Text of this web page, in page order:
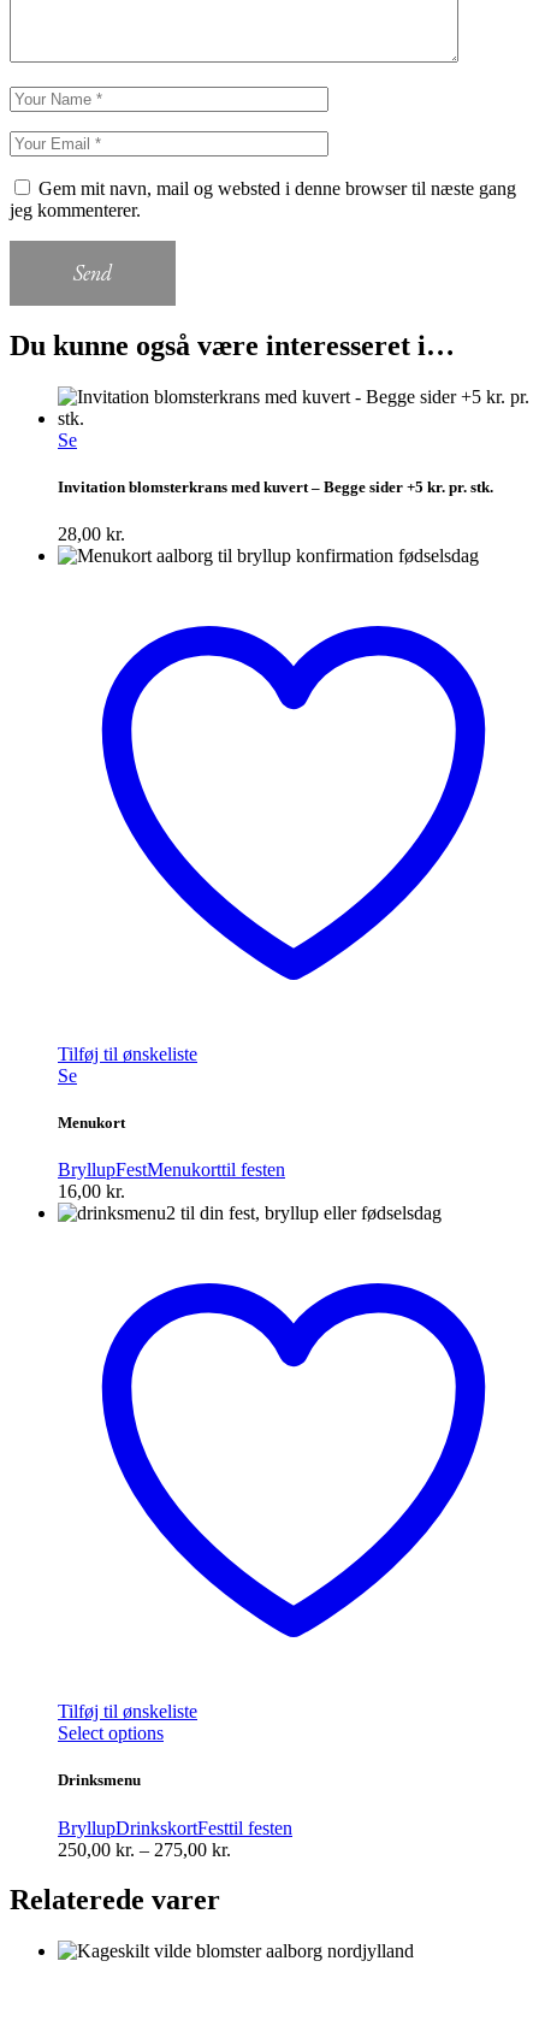
Gem mit navn, mail og websted i denne browser til næste gang
jeg kommenterer.
Send
Du kunne også være interesseret i…
Se
Invitation blomsterkrans med kuvert – Begge sider +5 kr. pr. stk.
28,00 kr.
Tilføj til ønskeliste
Se
Menukort
BryllupFestMenukorttil festen
16,00 kr.
Tilføj til ønskeliste
Select optionsDette
varianter.
Mulighederne
kan
på
Drinksmenu
BryllupDrinkskortFesttil festen
250,00 kr. – 275,00 kr.
Relaterede varer